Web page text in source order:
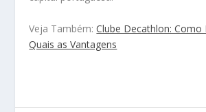
Veja Também:Clube Decathlon: Como
Quais as Vantagens